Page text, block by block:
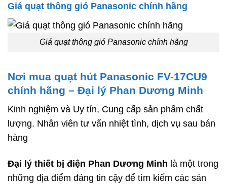
Giá quạt thông gió Panasonic chính hãng
Giá quạt thông gió Panasonic chính hãng
Nơi mua quạt hút Panasonic FV-17CU9
chính hãng – Đại lý Phan Dương Minh
Kinh nghiệm và Uy tín, Cung cấp sản phẩm chất
lượng. Nhân viên tư vấn nhiệt tình, dịch vụ sau bán
hàng
Đại lý thiết bị điện Phan Dương Minh là một trong
những địa điểm đáng tin cậy để tìm kiếm các sản